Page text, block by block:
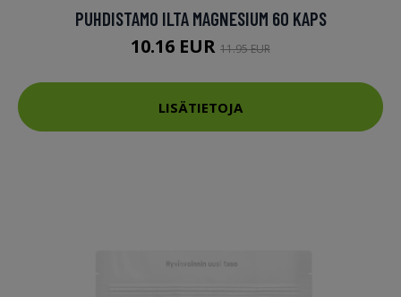
PUHDISTAMO ILTA MAGNESIUM 60 KAPS
10.16 EUR 11.95 EUR
LISÄTIETOJA